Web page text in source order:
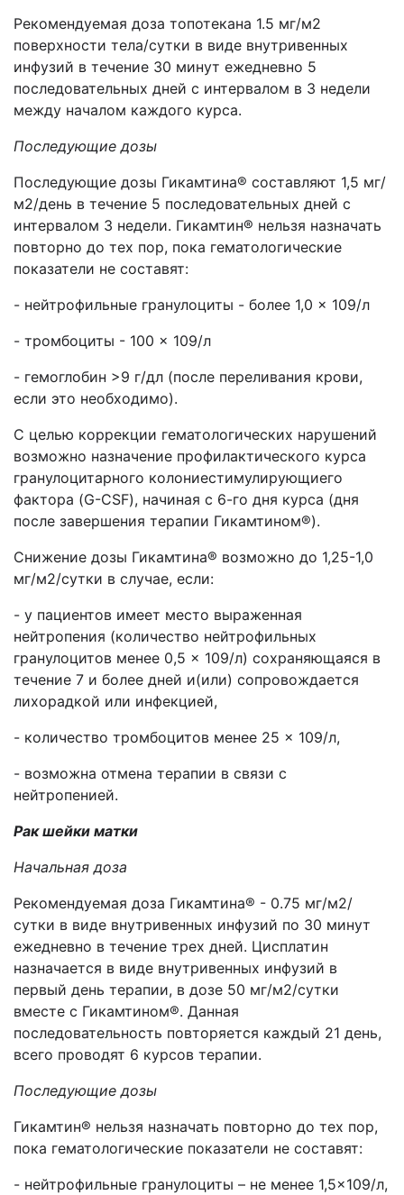
Рекомендуемая доза топотекана 1.5 мг/м2
поверхности тела/сутки в виде внутривенных
инфузий в течение 30 минут ежедневно 5
последовательных дней с интервалом в 3 недели
между началом каждого курса.
Последующие дозы
Последующие дозы Гикамтина® составляют 1,5 мг/
м2/день в течение 5 последовательных дней с
интервалом 3 недели. Гикамтин® нельзя назначать
повторно до тех пор, пока гематологические
показатели не составят:
- нейтрофильные гранулоциты - более 1,0 × 109/л
- тромбоциты - 100 × 109/л
- гемоглобин >9 г/дл (после переливания крови,
если это необходимо).
С целью коррекции гематологических нарушений
возможно назначение профилактического курса
гранулоцитарного колониестимулирующиего
фактора (G-CSF), начиная с 6-го дня курса (дня
после завершения терапии Гикамтином®).
Снижение дозы Гикамтина® возможно до 1,25-1,0
мг/м2/сутки в случае, если:
- у пациентов имеет место выраженная
нейтропения (количество нейтрофильных
гранулоцитов менее 0,5 × 109/л) сохраняющаяся в
течение 7 и более дней и(или) сопровождается
лихорадкой или инфекцией,
- количество тромбоцитов менее 25 × 109/л,
- возможна отмена терапии в связи с
нейтропенией.
Рак шейки матки
Начальная доза
Рекомендуемая доза Гикамтина® - 0.75 мг/м2/
сутки в виде внутривенных инфузий по 30 минут
ежедневно в течение трех дней. Цисплатин
назначается в виде внутривенных инфузий в
первый день терапии, в дозе 50 мг/м2/сутки
вместе с Гикамтином®. Данная
последовательность повторяется каждый 21 день,
всего проводят 6 курсов терапии.
Последующие дозы
Гикамтин® нельзя назначать повторно до тех пор,
пока гематологические показатели не составят:
- нейтрофильные гранулоциты – не менее 1,5×109/л,